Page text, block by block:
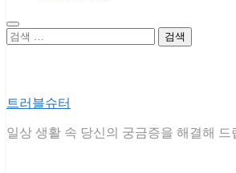
검
트러블슈터
일상 생활 속 당신의 궁금증을 해결해 드